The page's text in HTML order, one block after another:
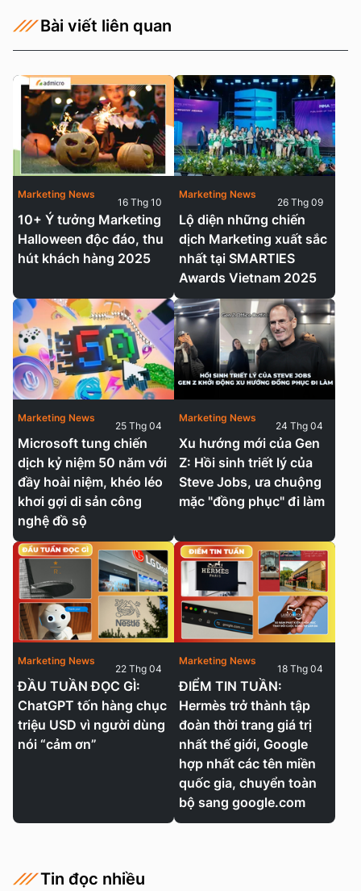
Bài viết liên quan
10+ Ý tưởng Marketing
Halloween độc đáo, thu
hút khách hàng 2025
Marketing News
16 Thg 10
Lộ diện những chiến
dịch Marketing xuất sắc
nhất tại SMARTIES
Awards Vietnam 2025
Marketing News
26 Thg 09
Microsoft tung chiến
dịch kỷ niệm 50 năm với
đầy hoài niệm, khéo léo
khơi gợi di sản công
nghệ đồ sộ
Marketing News
25 Thg 04
Xu hướng mới của Gen
Z: Hồi sinh triết lý của
Steve Jobs, ưa chuộng
mặc "đồng phục" đi làm
Marketing News
24 Thg 04
ĐẦU TUẦN ĐỌC GÌ:
ChatGPT tốn hàng chục
triệu USD vì người dùng
nói “cảm ơn”
Marketing News
22 Thg 04
ĐIỂM TIN TUẦN:
Hermès trở thành tập
đoàn thời trang giá trị
nhất thế giới, Google
hợp nhất các tên miền
quốc gia, chuyển toàn
bộ sang google.com
Marketing News
18 Thg 04
Tin đọc nhiều